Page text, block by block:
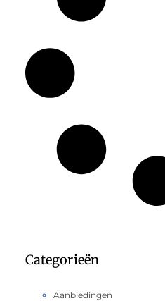
Categorieën
Aanbiedingen